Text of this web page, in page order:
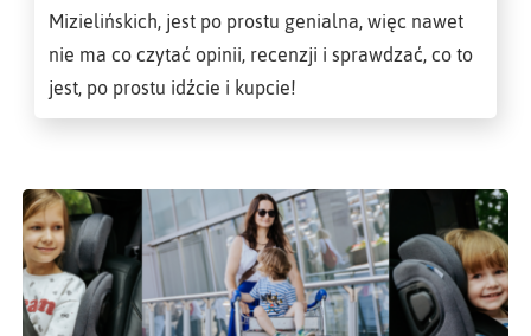
Mizielińskich, jest po prostu genialna, więc nawet
nie ma co czytać opinii, recenzji i sprawdzać, co to
jest, po prostu idźcie i kupcie!